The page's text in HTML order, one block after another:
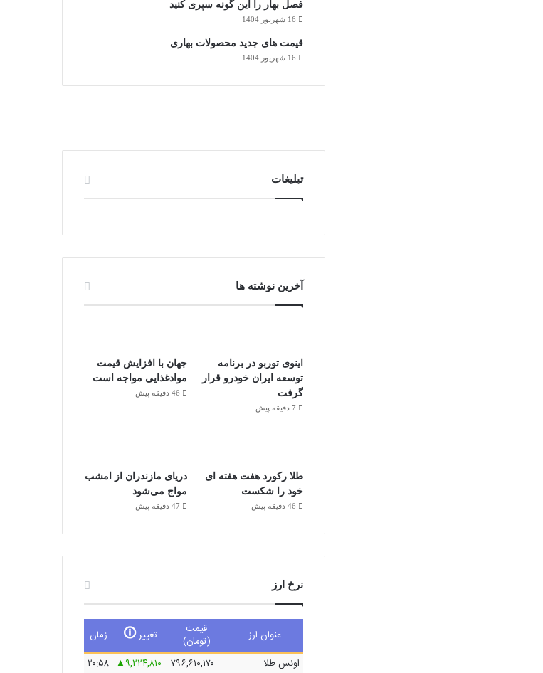
فصل بهار را این گونه سپری کنید
16 شهریور 1404
قیمت های جدید محصولات بهاری
16 شهریور 1404
تبلیغات
آخرین نوشته ها
اینوی توربو در برنامه
توسعه ایران خودرو قرار
گرفت
7 دقیقه پیش
جهان با افزایش قیمت
موادغذایی مواجه است
46 دقیقه پیش
طلا رکورد هفت هفته ای
خود را شکست
46 دقیقه پیش
دریای مازندران از امشب
مواج می‌شود
47 دقیقه پیش
نرخ ارز
عنوان ارز
قیمت
(تومان)
تغییر🛈
زمان
اونس طلا
۷۹۶,۶۱۰,۱۷۰ ۹,۲۲۴,۸۱۰
۲۰:۵۸